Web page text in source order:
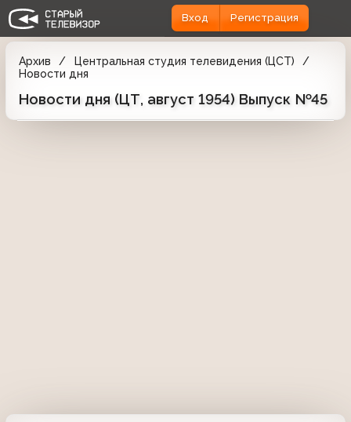
Вход Регистрация
Архив
Центральная студия телевидения (ЦСТ)
Новости дня
Новости дня (ЦТ, август 1954) Выпуск №45